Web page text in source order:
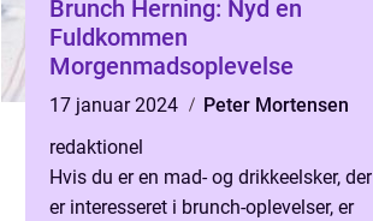
Brunch Herning: Nyd en
Fuldkommen
Morgenmadsoplevelse
17 januar 2024
Peter Mortensen
redaktionel
Hvis du er en mad- og drikkeelsker, der
er interesseret i brunch-oplevelser, er